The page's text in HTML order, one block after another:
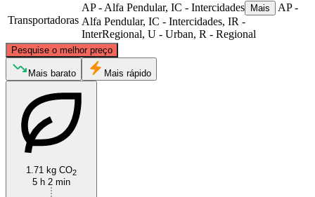
Transportadoras
AP - Alfa Pendular, IC - Intercidades Mais
AP -
Alfa Pendular, IC - Intercidades, IR -
InterRegional, U - Urban, R - Regional
Pesquise o melhor preço
Porto
©CARTO, ©OpenStreetMapcontributors
Mais barato Mais rápido
1.71 kg CO2
5 h 2 min